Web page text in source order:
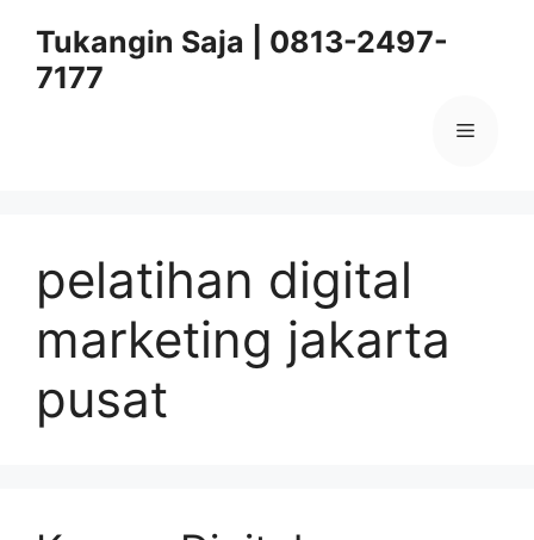
content
Tukangin Saja | 0813-2497-
7177
Menu
pelatihan digital
marketing jakarta
pusat